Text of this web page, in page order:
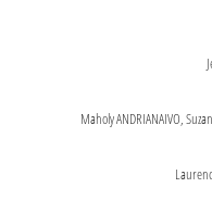
Maholy ANDRIANAIVO,